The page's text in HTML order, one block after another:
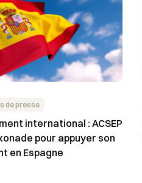
de presse
international : ACSEP
pour appuyer son
en Espagne